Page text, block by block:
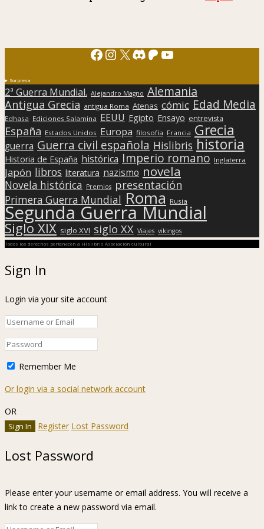
Facebook
Instagram
X Discord
Patreon
YouTube
Sorpresa
2ª Guerra Mundial. Alejandro Magno Alemania
Antigua Grecia antigua Roma Atenas cómic Edad Media
Edhasa Ediciones Salamina EEUU Egipto Ensayo entrevista
España Estados Unidos Europa filosofía Francia Grecia
guerra Guerra civil española Hislibris historia
Historia de España histórica Imperio romano Inglaterra
Japón libros literatura nazismo novela
Novela histórica Premios presentación
Primera Guerra Mundial Roma Rusia
Segunda Guerra Mundial
Siglo XIX siglo XVI siglo XX Viajes vikingos
Todos los derechos pertenecen a Hislibris Asociación cultural
Sign In
Login via your site account
Remember Me
Or login via a social network account
OR
Register Lost Password
Lost Password
Please enter your username or email address. You will receive a
link to create a new password via email.